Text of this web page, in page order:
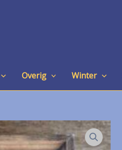
Overig Winter